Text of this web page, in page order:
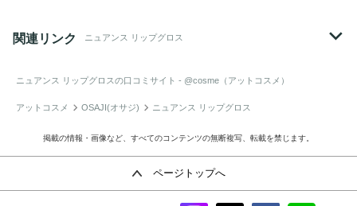
関連リンク ニュアンス リップグロス
ニュアンス リップグロスの口コミサイト - @cosme（アットコスメ）
アットコスメ OSAJI(オサジ) ニュアンス リップグロス
掲載の情報・画像など、すべてのコンテンツの無断複写、転載を禁じます。
ページトップへ